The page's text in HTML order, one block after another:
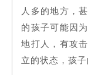
人多的地方，
的孩子可能因
地打人，有攻
立的状态，孩子